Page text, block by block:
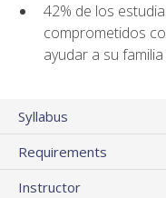
42% de los
comprometidos
ayudar a su
Syllabus
Requirements
Instructor